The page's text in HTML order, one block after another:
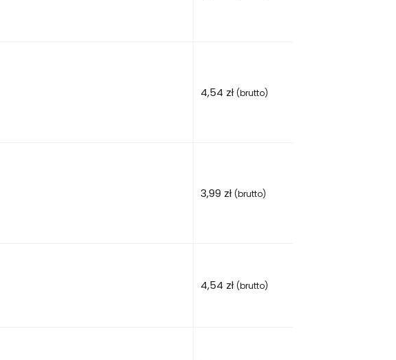
4,54 zł (brutto)
3,99 zł (brutto)
4,54 zł (brutto)